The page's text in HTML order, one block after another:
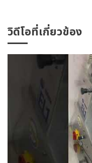
วิดีโอที่เกี่ยวข้อง